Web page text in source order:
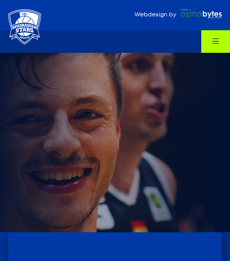
Webdesign by